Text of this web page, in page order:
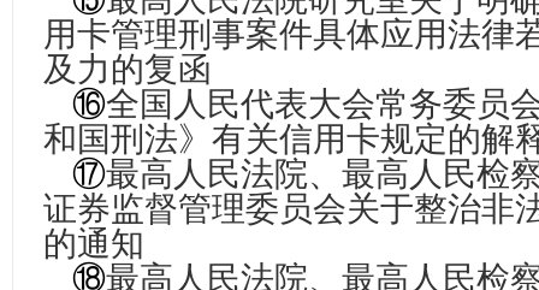
用卡管理刑事案件具体应用法律
及力的复函
⑯全国人民代表大会常务委员
和国刑法》有关信用卡规定的解
⑰最高人民法院、最高人民检
证券监督管理委员会关于整治非
的通知
⑱最高人民法院、最高人民检